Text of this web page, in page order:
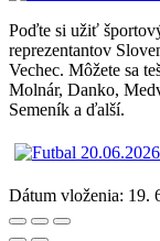
Poďte si užiť
reprezentantov
Vechec. Môžete sa
Molnár, Danko,
Semeník a ďalší.
Dátum vloženia: 19.